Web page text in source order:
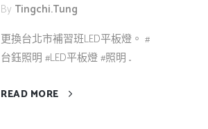
By Tingchi.tung
更換台北市補習班LED平板燈。 #
台鈺照明 #LED平板燈 #照明 ...
READ MORE